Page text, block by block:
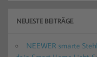
NEUESTE BEITRÄGE
NEEWER smarte